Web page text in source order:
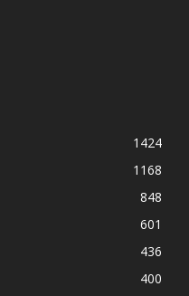
1424
1168
848
601
436
400